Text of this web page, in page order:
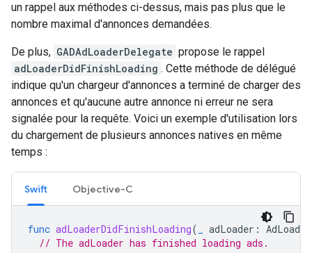
un rappel aux méthodes ci-dessus, mais pas plus que le
nombre maximal d'annonces demandées.
De plus, GADAdLoaderDelegate propose le rappel
adLoaderDidFinishLoading . Cette méthode de délégué
indique qu'un chargeur d'annonces a terminé de charger des
annonces et qu'aucune autre annonce ni erreur ne sera
signalée pour la requête. Voici un exemple d'utilisation lors
du chargement de plusieurs annonces natives en même
temps :
Swift Objective-C
func adLoaderDidFinishLoading( adLoader : AdLoader
// The adLoader has finished loading ads.